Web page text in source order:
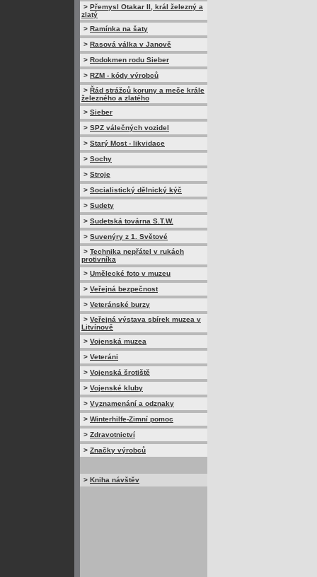
> Přemysl Otakar II, král železný a
zlatý
> Ramínka na šaty
> Rasová válka v Janově
> Rodokmen rodu Sieber
> RZM - kódy výrobců
> Řád strážců koruny a meče krále
železného a zlatého
> Sieber
> SPZ válečných vozidel
> Starý Most - likvidace
> Sochy
> Stroje
> Socialistický dělnický kýč
> Sudety
> Sudetská továrna S.T.W.
> Suvenýry z 1. Světové
> Technika nepřátel v rukách
protivníka
> Umělecké foto v muzeu
> Veřejná bezpečnost
> Veteránské burzy
> Veřejná výstava sbírek muzea v
Litvínově
> Vojenská muzea
> Veteráni
> Vojenská šrotiště
> Vojenské kluby
> Vyznamenání a odznaky
> Winterhilfe-Zimní pomoc
> Zdravotnictví
> Značky výrobců
> Kniha návštěv